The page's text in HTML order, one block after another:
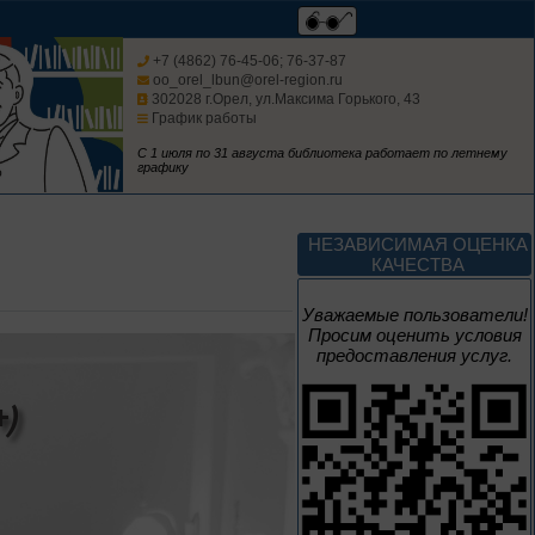
+7 (4862) 76-45-06; 76-37-87
oo_orel_lbun@orel-region.ru
302028 г.Орел, ул.Максима Горького, 43
График работы
С 1 июля по 31 августа библиотека работает по летнему
графику
НЕЗАВИСИМАЯ ОЦЕНКА
КАЧЕСТВА
Уважаемые пользователи!
Просим оценить условия
предоставления услуг.
Мастера кисти:
галерея талантов
Творец и муза
Цикл выставок литературы
4 – 14 августа
В борьбе против
нацизма мы были
вместе
Великая Победа народов
многонациональной страны